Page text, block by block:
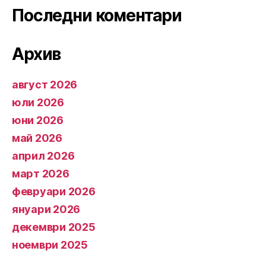
Последни коментари
Архив
август 2026
юли 2026
юни 2026
май 2026
април 2026
март 2026
февруари 2026
януари 2026
декември 2025
ноември 2025